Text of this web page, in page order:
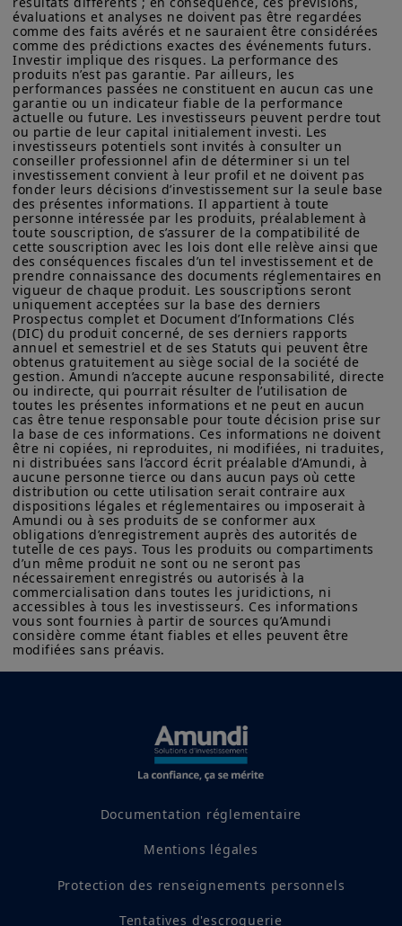
évaluations et analyses ne doivent pas être regardées
comme des faits avérés et ne sauraient être considérées
comme des prédictions exactes des événements futurs.
Investir implique des risques. La performance des
produits n’est pas garantie. Par ailleurs, les
performances passées ne constituent en aucun cas une
garantie ou un indicateur fiable de la performance
actuelle ou future. Les investisseurs peuvent perdre tout
ou partie de leur capital initialement investi. Les
investisseurs potentiels sont invités à consulter un
conseiller professionnel afin de déterminer si un tel
investissement convient à leur profil et ne doivent pas
fonder leurs décisions d’investissement sur la seule base
des présentes informations. Il appartient à toute
personne intéressée par les produits, préalablement à
toute souscription, de s’assurer de la compatibilité de
cette souscription avec les lois dont elle relève ainsi que
des conséquences fiscales d’un tel investissement et de
prendre connaissance des documents réglementaires en
vigueur de chaque produit. Les souscriptions seront
uniquement acceptées sur la base des derniers
Prospectus complet et Document d’Informations Clés
(DIC) du produit concerné, de ses derniers rapports
annuel et semestriel et de ses Statuts qui peuvent être
obtenus gratuitement au siège social de la société de
gestion. Amundi n’accepte aucune responsabilité, directe
ou indirecte, qui pourrait résulter de l’utilisation de
toutes les présentes informations et ne peut en aucun
cas être tenue responsable pour toute décision prise sur
la base de ces informations. Ces informations ne doivent
être ni copiées, ni reproduites, ni modifiées, ni traduites,
ni distribuées sans l’accord écrit préalable d’Amundi, à
aucune personne tierce ou dans aucun pays où cette
distribution ou cette utilisation serait contraire aux
dispositions légales et réglementaires ou imposerait à
Amundi ou à ses produits de se conformer aux
obligations d’enregistrement auprès des autorités de
tutelle de ces pays. Tous les produits ou compartiments
d’un même produit ne sont ou ne seront pas
nécessairement enregistrés ou autorisés à la
commercialisation dans toutes les juridictions, ni
accessibles à tous les investisseurs. Ces informations
vous sont fournies à partir de sources qu’Amundi
considère comme étant fiables et elles peuvent être
modifiées sans préavis.
Documentation réglementaire
Mentions légales
Protection des renseignements personnels
Tentatives d'escroquerie